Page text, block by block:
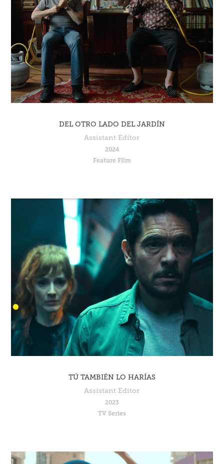
DEL OTRO LADO DEL JARDÍN
Assistant Editor
2024
Feature Film
TÚ TAMBIÉN LO HARÍAS
Assistant Editor
2023
TV Series